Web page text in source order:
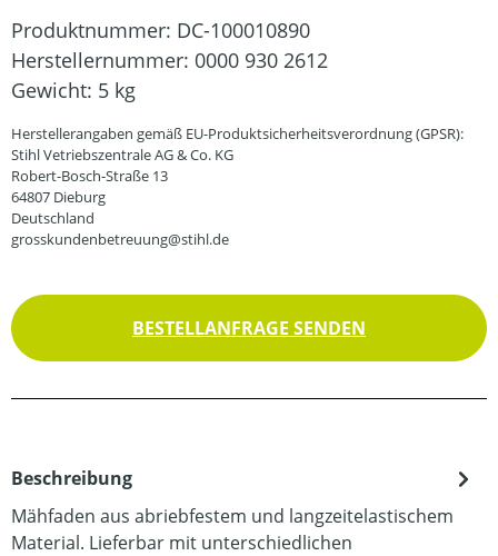
Produktnummer: DC-100010890
Herstellernummer: 0000 930 2612
Gewicht: 5 kg
Herstellerangaben gemäß EU-Produktsicherheitsverordnung (GPSR):
Stihl Vetriebszentrale AG & Co. KG
Robert-Bosch-Straße 13
64807 Dieburg
Deutschland
grosskundenbetreuung@stihl.de
BESTELLANFRAGE SENDEN
Beschreibung
Mähfaden aus abriebfestem und langzeitelastischem
Material. Lieferbar mit unterschiedlichen